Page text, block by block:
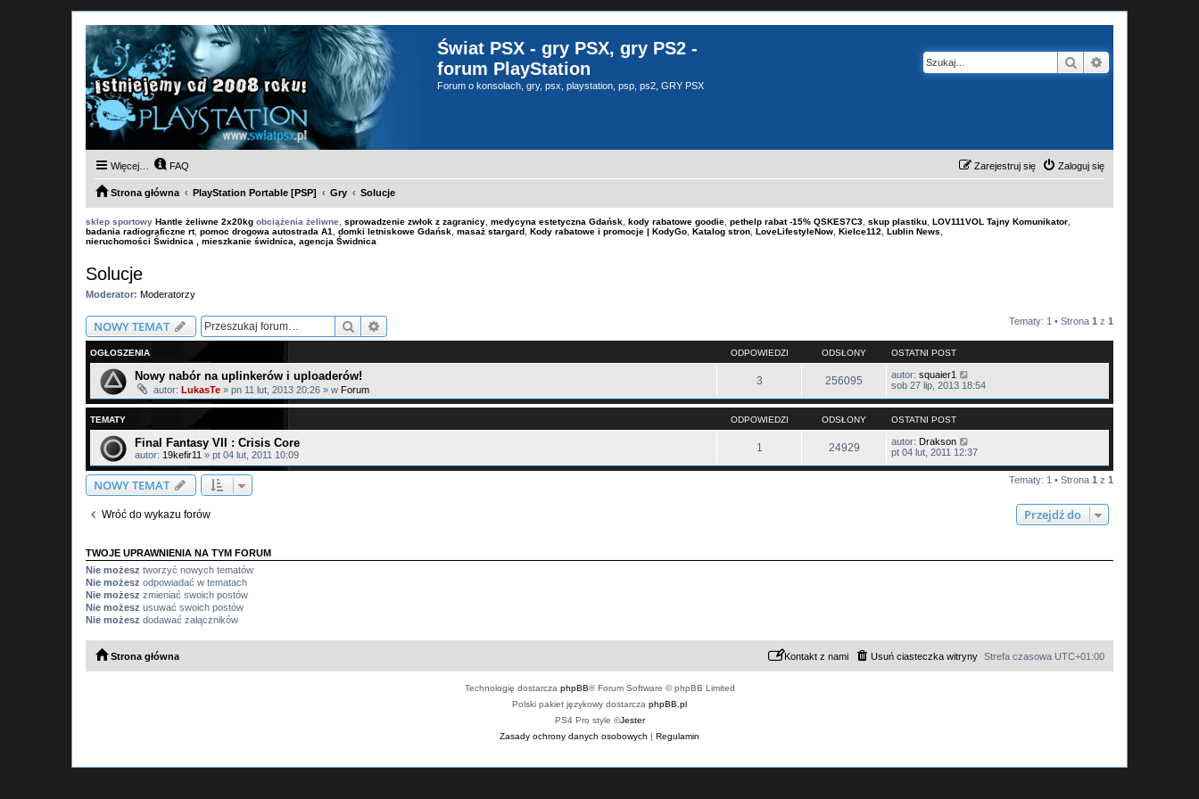
Świat PSX - gry PSX, gry PS2 -
forum PlayStation
Forum o konsolach, gry, psx, playstation, psp, ps2, GRY PSX
Szukaj
Więcej… FAQ Zaloguj się
Zarejestruj się
Strona główna PlayStation Portable [PSP] Gry Solucje
sklep sportowy Hantle żeliwne 2x20kg obciążenia żeliwne, sprowadzenie zwłok z zagranicy medycyna estetyczna Gdańsk kody rabatowe goodie pethelp rabat -15% QSKES7C3 skup plastiku LOV111VOL Tajny Komunikator
badania radiograficzne rt, pomoc drogowa autostrada A1 domki letniskowe Gdańsk masaż stargard Kody rabatowe i promocje | KodyGo Katalog stron LoveLifestyleNow Kielce112 Lublin News
nieruchomości Świdnica , mieszkanie świdnica, agencja Świdnica
Solucje
Moderator: Moderatorzy
NOWY TEMAT Szukaj Tematy: 1 • Strona 1 z 1
OGŁOSZENIA ODPOWIEDZI ODSŁONY OSTATNI POST
Nowy nabór na uplinkerów i uploaderów!
autor: LukasTe » pn 11 lut, 2013 20:26 » w Forum
3 256095 autor: squaier1
sob 27 lip, 2013 18:54
TEMATY ODPOWIEDZI ODSŁONY OSTATNI POST
Final Fantasy VII : Crisis Core
autor: 19kefir11 » pt 04 lut, 2011 10:09
1 24929 autor: Drakson
pt 04 lut, 2011 12:37
NOWY TEMAT Tematy: 1 • Strona 1 z 1
Wróć do wykazu forów Przejdź do
TWOJE UPRAWNIENIA NA TYM FORUM
Nie możesz tworzyć nowych tematów
Nie możesz odpowiadać w tematach
Nie możesz zmieniać swoich postów
Nie możesz usuwać swoich postów
Nie możesz dodawać załączników
Strona główna Strefa czasowa UTC+01:00
Usuń ciasteczka witryny
Kontakt z nami
Technologię dostarcza phpBB® Forum Software © phpBB Limited
Polski pakiet językowy dostarcza phpBB.pl
PS4 Pro style ©Jester
Zasady ochrony danych osobowych | Regulamin